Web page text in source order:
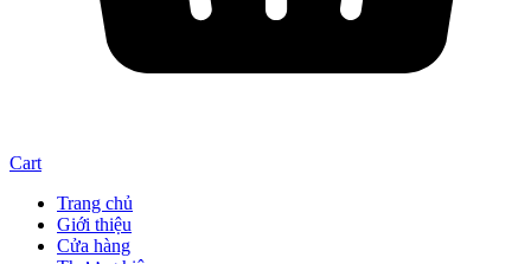
Cart
Trang chủ
Giới thiệu
Cửa hàng